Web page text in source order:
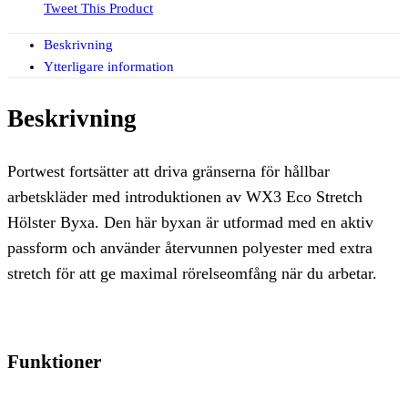
Tweet This Product
Beskrivning
Ytterligare information
Beskrivning
Portwest fortsätter att driva gränserna för hållbar
arbetskläder med introduktionen av WX3 Eco Stretch
Hölster Byxa. Den här byxan är utformad med en aktiv
passform och använder återvunnen polyester med extra
stretch för att ge maximal rörelseomfång när du arbetar.
Funktioner